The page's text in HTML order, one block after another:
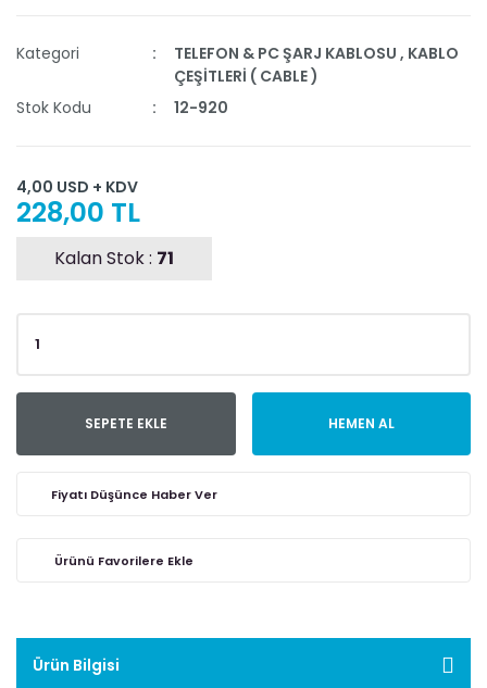
Kategori TELEFON & PC ŞARJ KABLOSU, KABLO
ÇEŞİTLERİ ( CABLE )
Stok Kodu
12-920
4,00 USD + KDV
228,00 TL
Kalan Stok : 71
SEPETE EKLE HEMEN AL
Fiyatı Düşünce Haber Ver
Ürün Bilgisi